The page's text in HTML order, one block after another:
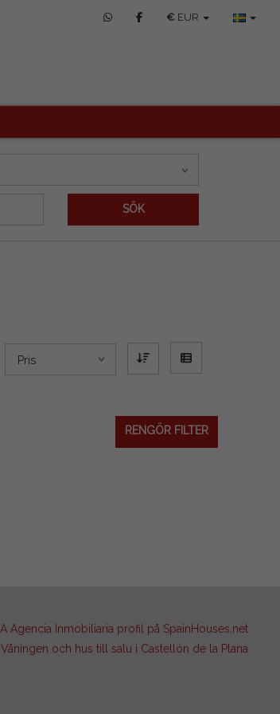
€ EUR
SÖK
Pris
RENGÖR FILTER
Våningen och hus till salu i Castellón de la Plana